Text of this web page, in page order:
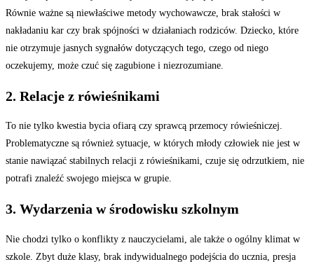
Równie ważne są niewłaściwe metody wychowawcze, brak stałości w
nakładaniu kar czy brak spójności w działaniach rodziców. Dziecko, które
nie otrzymuje jasnych sygnałów dotyczących tego, czego od niego
oczekujemy, może czuć się zagubione i niezrozumiane.
2. Relacje z rówieśnikami
To nie tylko kwestia bycia ofiarą czy sprawcą przemocy rówieśniczej.
Problematyczne są również sytuacje, w których młody człowiek nie jest w
stanie nawiązać stabilnych relacji z rówieśnikami, czuje się odrzutkiem, nie
potrafi znaleźć swojego miejsca w grupie.
3. Wydarzenia w środowisku szkolnym
Nie chodzi tylko o konflikty z nauczycielami, ale także o ogólny klimat w
szkole. Zbyt duże klasy, brak indywidualnego podejścia do ucznia, presja